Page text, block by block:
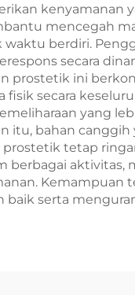
kenyamanan
mencegah
berdiri.
secara
prostetik ini
fisik secara
yang
itu, bahan
tetap
aktivitas,
Kemampuan
baik serta